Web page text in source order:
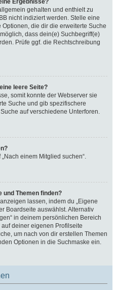
Ergebnisse?
gehalten und enthielt zu
nicht indiziert werden. Stelle eine
die dir die erweiterte Suche
dass dein(e) Suchbegriff(e)
Prüfe ggf. die Rechtschreibung
leere Seite?
somit konnte der Webserver sie
Suche und gib spezifischere
auf verschiedene Unterforen.
einem Mitglied suchen“.
und Themen finden?
lassen, indem du „Eigene
Boardseite auswählst. Alternativ
in deinem persönlichen Bereich
auf deiner eigenen Profilseite
um nach von dir erstellen Themen
Optionen in die Suchmaske ein.